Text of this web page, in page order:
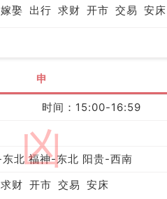
嫁娶 出行 求财 开市 交易 安床
申
凶
时间：15:00-16:59
北 福神-东北 阳贵-西南
求财 开市 交易 安床